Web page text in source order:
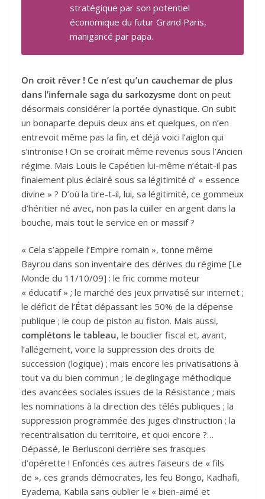
stratégique par son potentiel
économique du futur Grand Paris,
manigancé par papa.
On croit rêver ! Ce n’est qu’un cauchemar de plus
dans l’infernale saga du sarkozysme dont on peut
désormais considérer la portée dynastique. On subit
un bonaparte depuis deux ans et quelques, on n’en
entrevoit même pas la fin, et déjà voici l’aiglon qui
s’intronise ! On se croirait même revenus sous l’Ancien
régime. Mais Louis le Capétien lui-même n’était-il pas
finalement plus éclairé sous sa légitimité d’ « essence
divine » ? D’où la tire-t-il, lui, sa légitimité, ce gommeux
d’héritier né avec, non pas la cuiller en argent dans la
bouche, mais tout le service en or massif ?
« Cela s’appelle l’Empire romain », tonne même
Bayrou dans son inventaire des dérives du régime [Le
Monde du 11/10/09] : le fric comme moteur
« éducatif » ; le marché des jeux privatisé sur internet ;
le déficit de l’État dépassant les 50% de la dépense
publique ; le coup de piston au fiston. Mais aussi,
complétons le tableau, le bouclier fiscal et, avant,
l’allégement, voire la suppression des droits de
succession (logique) ; mais encore les privatisations à
tout va du bien commun ; le deglingage méthodique
des avancées sociales issues de la Résistance ; mais
les nominations à la direction des télés publiques ; la
suppression programmée des juges d’instruction ; la
recentralisation du territoire, et quoi encore ?…
Dépassé, le Berlusconi derrière ses frasques
d’opérette ! Enfoncés ces autres faiseurs de « fils
de », ces grands démocrates, les feu Bongo, Kadhafi,
Eyadema, Kabila sans oublier le « bien-aimé et